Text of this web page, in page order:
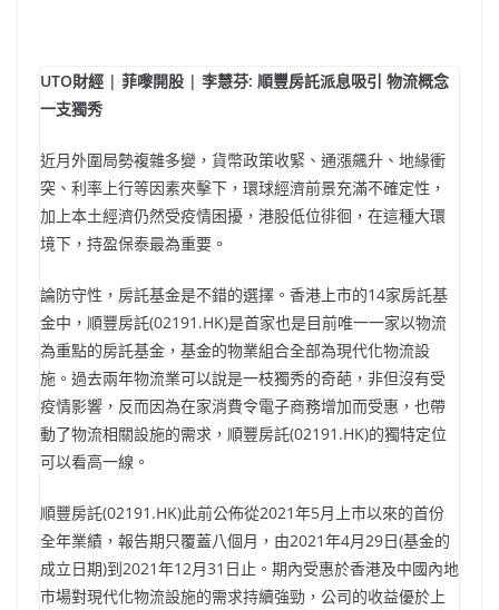
UTO財經 | 菲嚟開股 | 李慧芬: 順豐房託派息吸引 物流概念
一支獨秀
近月外圍局勢複雜多變，貨幣政策收緊、通漲飆升、地緣衝
突、利率上行等因素夾擊下，環球經濟前景充滿不確定性，
加上本土經濟仍然受疫情困擾，港股低位徘徊，在這種大環
境下，持盈保泰最為重要。
論防守性，房託基金是不錯的選擇。香港上市的14家房託基
金中，順豐房託(02191.HK)是首家也是目前唯一一家以物流
為重點的房託基金，基金的物業組合全部為現代化物流設
施。過去兩年物流業可以說是一枝獨秀的奇葩，非但沒有受
疫情影響，反而因為在家消費令電子商務增加而受惠，也帶
動了物流相關設施的需求，順豐房託(02191.HK)的獨特定位
可以看高一線。
順豐房託(02191.HK)此前公佈從2021年5月上市以來的首份
全年業績，報告期只覆蓋八個月，由2021年4月29日(基金的
成立日期)到2021年12月31日止。期內受惠於香港及中國內地
市場對現代化物流設施的需求持續強勁，公司的收益優於上